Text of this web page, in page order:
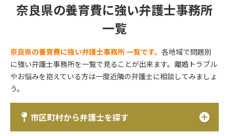
奈良県の養育費に強い弁護士事務所
一覧
奈良県の養育費に強い弁護士事務所 一覧です。各地域で問題別
に強い弁護士事務所を一覧で見ることが出来ます。離婚トラブル
やお悩みを抱えている方は一度近隣の弁護士に相談してみましょ
う。
市区町村から弁護士を探す